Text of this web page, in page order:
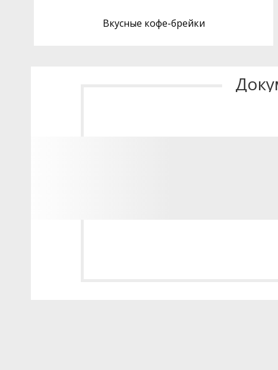
Вкусные кофе-брейки